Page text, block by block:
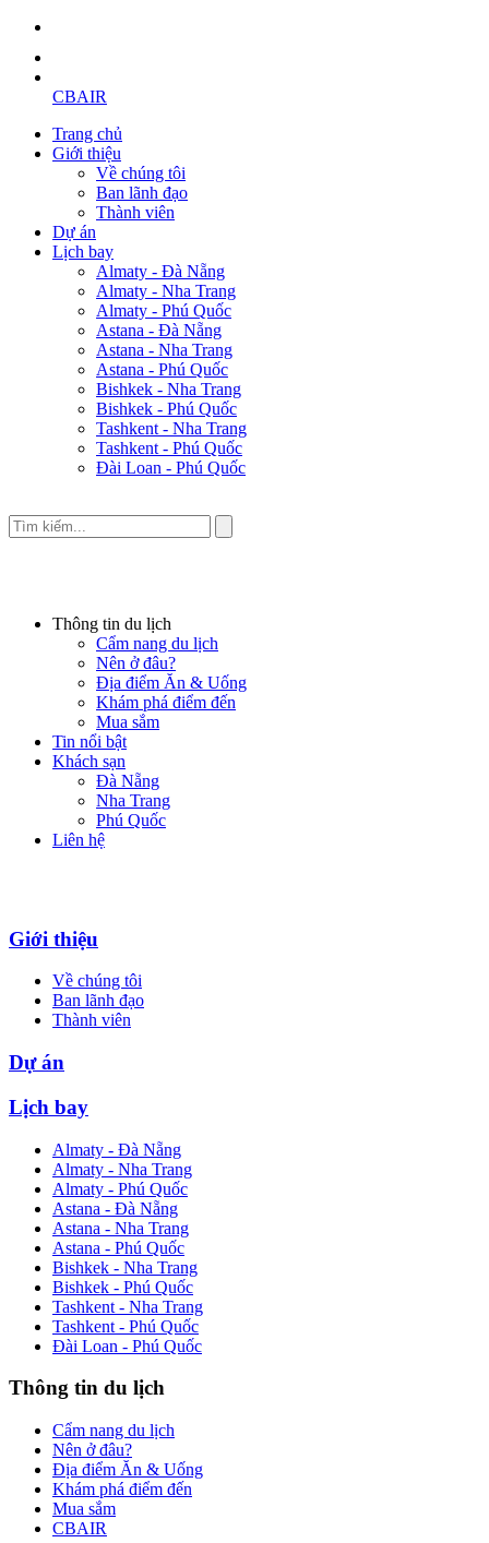
CBAIR
Trang chủ
Giới thiệu
Về chúng tôi
Ban lãnh đạo
Thành viên
Dự án
Lịch bay
Almaty - Đà Nẵng
Almaty - Nha Trang
Almaty - Phú Quốc
Astana - Đà Nẵng
Astana - Nha Trang
Astana - Phú Quốc
Bishkek - Nha Trang
Bishkek - Phú Quốc
Tashkent - Nha Trang
Tashkent - Phú Quốc
Đài Loan - Phú Quốc
Thông tin du lịch
Cẩm nang du lịch
Nên ở đâu?
Địa điểm Ăn & Uống
Khám phá điểm đến
Mua sắm
Tin nổi bật
Khách sạn
Đà Nẵng
Nha Trang
Phú Quốc
Liên hệ
Giới thiệu
Về chúng tôi
Ban lãnh đạo
Thành viên
Dự án
Lịch bay
Almaty - Đà Nẵng
Almaty - Nha Trang
Almaty - Phú Quốc
Astana - Đà Nẵng
Astana - Nha Trang
Astana - Phú Quốc
Bishkek - Nha Trang
Bishkek - Phú Quốc
Tashkent - Nha Trang
Tashkent - Phú Quốc
Đài Loan - Phú Quốc
Thông tin du lịch
Cẩm nang du lịch
Nên ở đâu?
Địa điểm Ăn & Uống
Khám phá điểm đến
Mua sắm
CBAIR